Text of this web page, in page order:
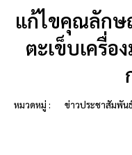
แก้ไขคุณลักษ
ตะเข็บเครื่อ
หมวดหมู่ : ข่าวประชาสัมพัน